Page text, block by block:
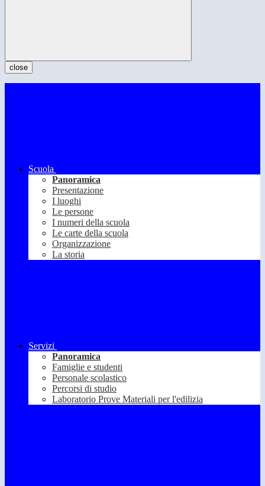
close
Scuola
Panoramica
Presentazione
I luoghi
Le persone
I numeri della scuola
Le carte della scuola
Organizzazione
La storia
Servizi
Panoramica
Famiglie e studenti
Personale scolastico
Percorsi di studio
Laboratorio Prove Materiali per l'edilizia